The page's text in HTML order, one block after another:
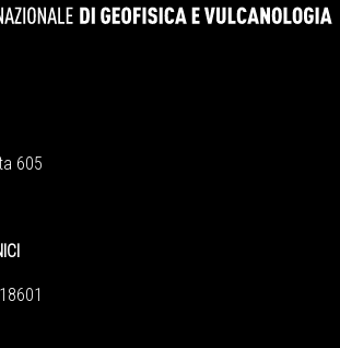
605